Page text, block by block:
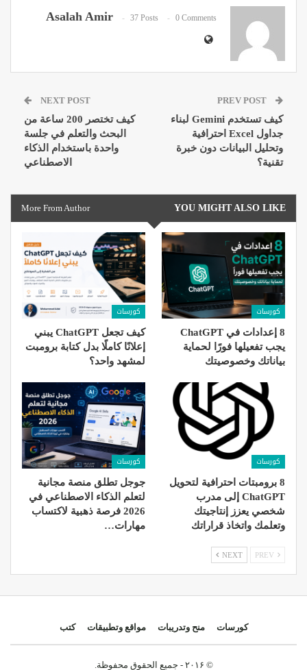
Asalah Amir 37 Posts 0 Comments
كيف تستخدم Gemini لبناء
جداول Excel احترافية
وتحليل البيانات دون خبرة
تقنية؟
NEXT POST
كيف تختصر 200 ساعة من
البحث والتعلم في جلسة
واحدة باستخدام الذكاء
الاصطناعي
YOU MIGHT ALSO LIKE
More From Author
كورسات
8 إعدادات في ChatGPT
يجب تفعيلها فورًا لحماية
بياناتك وخصوصيتك
كورسات
كيف تجعل ChatGPT يبني
إعلانًا كاملًا بدل كتابة برومبت
لمشهد واحد؟
كورسات
8 برومبتات احترافية لتحويل
ChatGPT إلى مدرب
شخصي يعزز إنتاجيتك
وتعلمك واتخاذ قراراتك
كورسات
جوجل تطلق منصة مجانية
لتعلم الذكاء الاصطناعي في
2026 فرصة ذهبية لاكتساب
مهارات…
NEXT
كورسات منح وتدريبات مواقع وتطبيقات كتب
© ۲۰۱۶ - جميع الحقوق محفوظة.